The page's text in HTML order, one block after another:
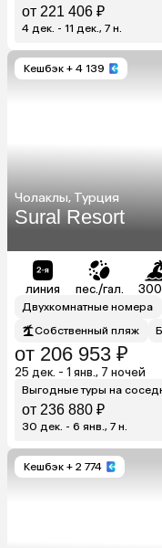
от 221 406 ₽
4 дек. - 11 дек., 7 н.
Кешбэк + 4 139
Чолаклы, Турция
Sural Resort
линия пес./гал.
Двухкомнатные номера
Собственный пляж
от 206 953 ₽
25 дек. - 1 янв., 7 ночей
Выгодные туры на
от 236 880 ₽
30 дек. - 6 янв., 7 н.
Кешбэк + 2 774